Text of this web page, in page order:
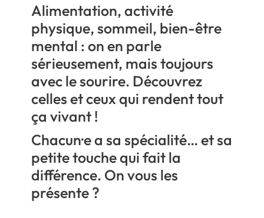
Alimentation, activité
physique, sommeil, bien-être
mental : on en parle
sérieusement, mais toujours
avec le sourire. Découvrez
celles et ceux qui rendent tout
ça vivant !
Chacun·e a sa spécialité… et sa
petite touche qui fait la
différence. On vous les
présente ?